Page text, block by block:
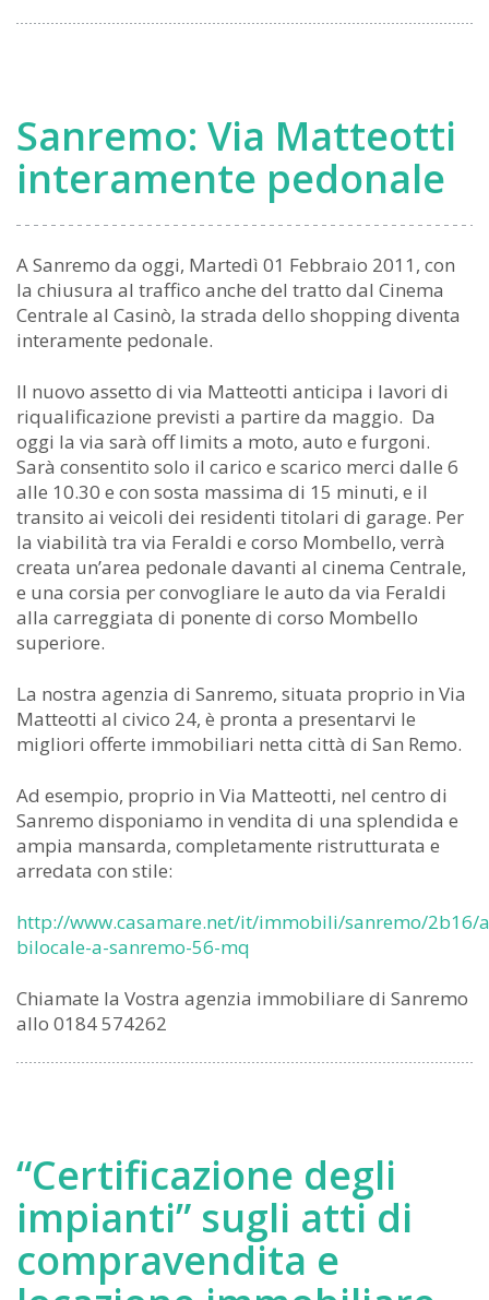
Sanremo: Via Matteotti
interamente pedonale
A Sanremo da oggi, Martedì 01 Febbraio 2011, con
la chiusura al traffico anche del tratto dal Cinema
Centrale al Casinò, la strada dello shopping diventa
interamente pedonale.
Il nuovo assetto di via Matteotti anticipa i lavori di
riqualificazione previsti a partire da maggio. Da
oggi la via sarà off limits a moto, auto e furgoni.
Sarà consentito solo il carico e scarico merci dalle 6
alle 10.30 e con sosta massima di 15 minuti, e il
transito ai veicoli dei residenti titolari di garage. Per
la viabilità tra via Feraldi e corso Mombello, verrà
creata un’area pedonale davanti al cinema Centrale,
e una corsia per convogliare le auto da via Feraldi
alla carreggiata di ponente di corso Mombello
superiore.
La nostra agenzia di Sanremo, situata proprio in Via
Matteotti al civico 24, è pronta a presentarvi le
migliori offerte immobiliari netta città di San Remo.
Ad esempio, proprio in Via Matteotti, nel centro di
Sanremo disponiamo in vendita di una splendida e
ampia mansarda, completamente ristrutturata e
arredata con stile:
http://www.casamare.net/it/immobili/sanremo/2b16/
bilocale-a-sanremo-56-mq
Chiamate la Vostra agenzia immobiliare di Sanremo
allo 0184 574262
“Certificazione degli
impianti” sugli atti di
compravendita e